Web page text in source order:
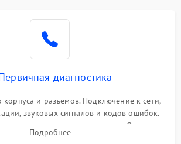
диагностика
и разъемов. Подключение к сети,
звуковых сигналов и кодов ошибок.
и выходного напряжения. Оценка
на отключение основного питания без
Подробнее